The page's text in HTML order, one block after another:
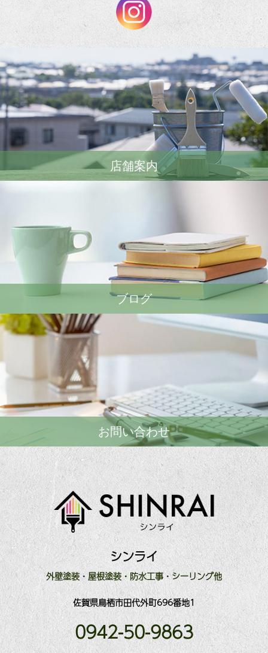
店舗案内
ブログ
お問い合わせ
シンライ
外壁塗装・屋根塗装・防水工事・シーリング他
佐賀県鳥栖市田代外町696番地1
0942-50-9863